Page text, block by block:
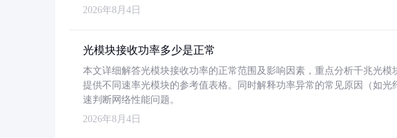
2026年8月4日
光模块接收功率多少是正常
本文详细解答光模块接收功率的正常范围及影响因素，重点分析千兆光模
提供不同速率光模块的参考值表格。同时解释功率异常的常见原因（如
速判断网络性能问题。
2026年8月4日